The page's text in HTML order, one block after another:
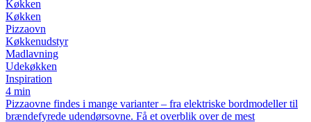
Køkken
Køkken
Pizzaovn
Køkkenudstyr
Madlavning
Udekøkken
Inspiration
4 min
Pizzaovne findes i mange varianter – fra elektriske bordmodeller til
brændefyrede udendørsovne. Få et overblik over de mest